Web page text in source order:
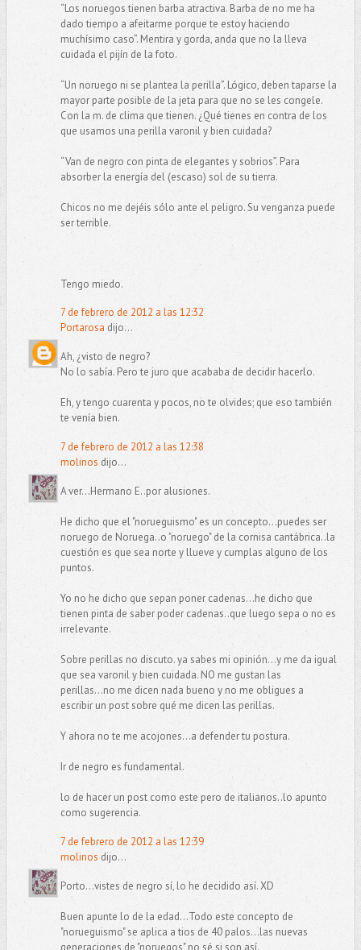
“Los noruegos tienen barba atractiva. Barba de no me ha
dado tiempo a afeitarme porque te estoy haciendo
muchísimo caso”. Mentira y gorda, anda que no la lleva
cuidada el pijín de la foto.
“Un noruego ni se plantea la perilla”. Lógico, deben taparse la
mayor parte posible de la jeta para que no se les congele.
Con la m. de clima que tienen. ¿Qué tienes en contra de los
que usamos una perilla varonil y bien cuidada?
“Van de negro con pinta de elegantes y sobrios”. Para
absorber la energía del (escaso) sol de su tierra.
Chicos no me dejéis sólo ante el peligro. Su venganza puede
ser terrible.
Tengo miedo.
7 de febrero de 2012 a las 12:32
Portarosa dijo...
Ah, ¿visto de negro?
No lo sabía. Pero te juro que acababa de decidir hacerlo.
Eh, y tengo cuarenta y pocos, no te olvides; que eso también
te venía bien.
7 de febrero de 2012 a las 12:38
molinos dijo...
A ver...Hermano E..por alusiones.
He dicho que el "norueguismo" es un concepto...puedes ser
noruego de Noruega..o "noruego" de la cornisa cantábrica..la
cuestión es que sea norte y llueve y cumplas alguno de los
puntos.
Yo no he dicho que sepan poner cadenas...he dicho que
tienen pinta de saber poder cadenas..que luego sepa o no es
irrelevante.
Sobre perillas no discuto. ya sabes mi opinión...y me da igual
que sea varonil y bien cuidada. NO me gustan las
perillas...no me dicen nada bueno y no me obligues a
escribir un post sobre qué me dicen las perillas.
Y ahora no te me acojones...a defender tu postura.
Ir de negro es fundamental.
lo de hacer un post como este pero de italianos..lo apunto
como sugerencia.
7 de febrero de 2012 a las 12:39
molinos dijo...
Porto...vistes de negro sí, lo he decidido así. XD
Buen apunte lo de la edad...Todo este concepto de
"norueguismo" se aplica a tios de 40 palos...las nuevas
generaciones de "noruegos" no sé si son así.